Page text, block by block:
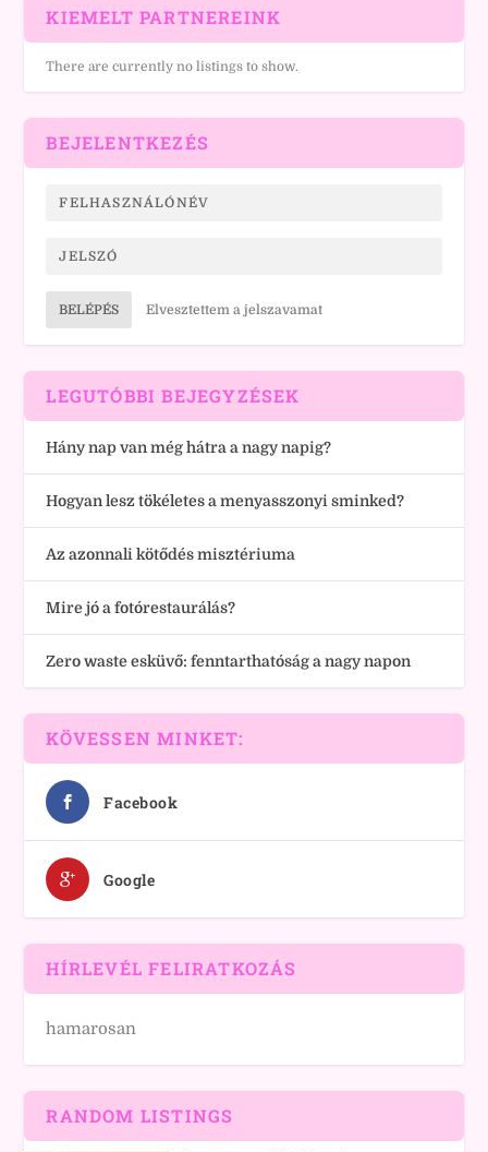
KIEMELT PARTNEREINK
There are currently no listings to show.
BEJELENTKEZÉS
BELÉPÉS Elvesztettem a jelszavamat
LEGUTÓBBI BEJEGYZÉSEK
Hány nap van még hátra a nagy napig?
Hogyan lesz tökéletes a menyasszonyi sminked?
Az azonnali kötődés misztériuma
Mire jó a fotórestaurálás?
Zero waste esküvő: fenntarthatóság a nagy napon
KÖVESSEN MINKET:
Facebook
Google
HÍRLEVÉL FELIRATKOZÁS
hamarosan
RANDOM LISTINGS